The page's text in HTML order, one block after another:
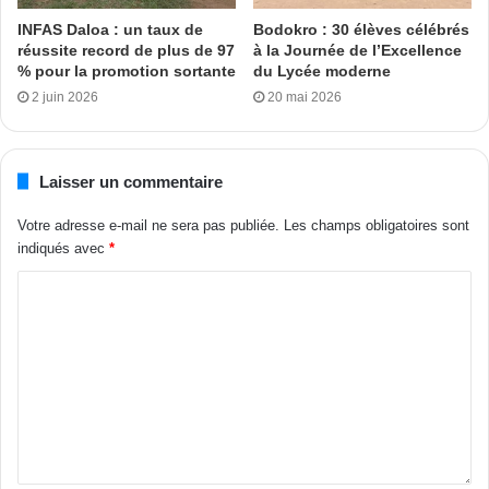
la désinformation tue. Évitez d’être parmi les journalistes de
désordre. Soyez des journalistes professionnels. C’est
votre sérieux dans le travail qui va vous distinguer des
activistes. Fouillez, lisez et soyez parmi les meilleurs », a-
t-il dit.
Après avoir exprimé toute sa gratitude à tous ceux qui ont
contribué à la réussite de cette journée, Scheforina Gomet,
directrice de l’école de journalisme de l’ISTC polytechnique
a, au nom du directeur général, fait un plaidoyer auprès des
INFAS Daloa : un taux de
réussite record de plus de 97
% pour la promotion sortante
2 juin 2026
Bodokro : 30 élèves célébrés
à la Journée de l’Excellence
du Lycée moderne
20 mai 2026
Laisser un commentaire
Votre adresse e-mail ne sera pas publiée.
Les champs obligatoires sont
indiqués avec *